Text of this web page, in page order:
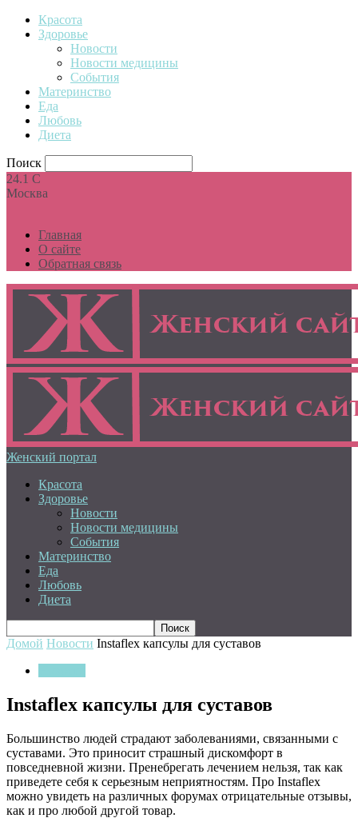
Красота
Здоровье
Новости
Новости медицины
События
Материнство
Еда
Любовь
Диета
Поиск
24.1 C
Москва
Главная
О сайте
Обратная связь
Женский портал
Красота
Здоровье
Новости
Новости медицины
События
Материнство
Еда
Любовь
Диета
Домой Новости Instaflex капсулы для суставов
Instaflex капсулы для суставов
Большинство людей страдают заболеваниями, связанными с
суставами. Это приносит страшный дискомфорт в
повседневной жизни. Пренебрегать лечением нельзя, так как
приведете себя к серьезным неприятностям. Про Instaflex
можно увидеть на различных форумах отрицательные отзывы,
как и про любой другой товар.